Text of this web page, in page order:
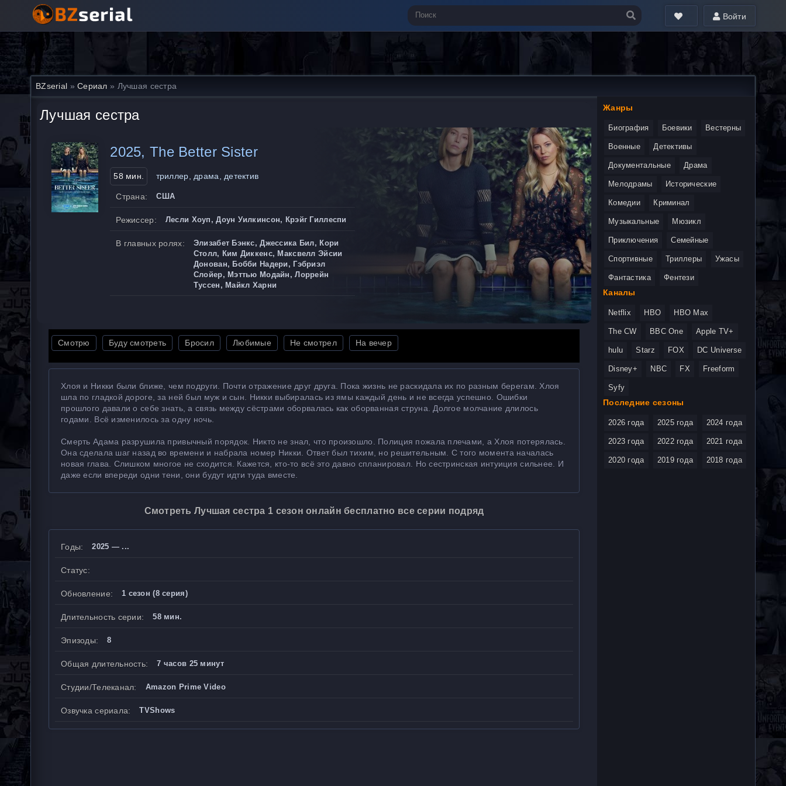
Войти
BZserial »Сериал » Лучшая сестра
Лучшая сестра
2025, The Better Sister
58 мин. триллер, драма, детектив
Страна: США
Режиссер: Лесли Хоуп, Доун Уилкинсон, Крэйг Гиллеспи
В главных ролях:
Элизабет Бэнкс, Джессика Бил, Кори
Столл, Ким Диккенс, Максвелл Эйсии
Донован, Бобби Надери, Гэбриэл
Слойер, Мэттью Модайн, Лоррейн
Туссен, Майкл Харни
Смотрю Буду смотреть Бросил Любимые Не смотрел На вечер
Хлоя и Никки были ближе, чем подруги. Почти отражение друг друга. Пока жизнь не раскидала их по разным берегам. Хлоя
шла по гладкой дороге, за ней был муж и сын. Никки выбиралась из ямы каждый день и не всегда успешно. Ошибки
прошлого давали о себе знать, а связь между сёстрами оборвалась как оборванная струна. Долгое молчание длилось
годами. Всё изменилось за одну ночь.
Смерть Адама разрушила привычный порядок. Никто не знал, что произошло. Полиция пожала плечами, а Хлоя потерялась.
Она сделала шаг назад во времени и набрала номер Никки. Ответ был тихим, но решительным. С того момента началась
новая глава. Слишком многое не сходится. Кажется, кто-то всё это давно спланировал. Но сестринская интуиция сильнее. И
даже если впереди одни тени, они будут идти туда вместе.
Смотреть Лучшая сестра 1 сезон онлайн бесплатно все серии подряд
Годы: 2025 — ...
Статус:
Обновление: 1 сезон (8 серия)
Длительность серии: 58 мин.
Эпизоды: 8
Общая длительность: 7 часов 25 минут
Студии/Телеканал: Amazon Prime Video
Озвучка сериала: TVShows
Жанры
Биография Боевики Вестерны
Военные Детективы
Документальные Драма
Мелодрамы Исторические
Комедии Криминал
Музыкальные Мюзикл
Приключения Семейные
Спортивные Триллеры Ужасы
Фантастика Фентези
Каналы
Netflix HBO HBO Max
The CW BBC One Apple TV+
hulu Starz FOX DC Universe
Disney+ NBC FX Freeform
Syfy
Последние сезоны
2026 года 2025 года 2024 года
2023 года 2022 года 2021 года
2020 года 2019 года 2018 года